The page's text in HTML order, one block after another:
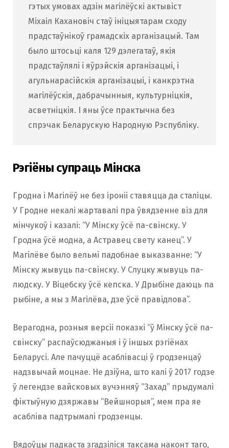
гэтых умовах адзін магілёўскі актывіст
Міхаіл Кахановіч стаў ініцыятарам сходу
прадстаўнікоў грамадскіх арганізацый. Там
было штосьці каля 129 дэлегатаў, якія
прадстаўлялі і яўрэйскія арганізацыі, і
агульнарасійскія арганізацыі, і канкрэтна
магілёўскія, дабрачынныя, культурніцкія,
асветніцкія. І яны ўсе практычна без
спрэчак Беларускую Народную Рэспубліку.
Рэгіёны супраць Мінска
Гродна і Магілёў не без іроніі ставяцца да сталіцы.
У Гродне некалі жартавалі пра ўвядзенне віз для
мінчукоў і казалі: “У Мінску ўсё па-свінску. У
Гродна ўсё модна, а Астравец свету канец”. У
Магілёве было вельмі падобнае выказванне: “У
Мінску жывуць па-свінску. У Слуцку жывуць па-
людску. У Віцебску ўсё кепска. У Дрыбіне даюць па
рыбіне, а мы з Магілёва, дзе ўсё правідлова”.
Верагодна, розныя версіі показкі “ў Мінску ўсё па-
свінску” распаўсюджаныя і ў іншых рэгіёнах
Беларусі. Але пачуццё асаблівасці ў гродзенцаў
надзвычай моцнае. Не дзіўна, што калі ў 2017 годзе
ў легендзе вайсковых вучэнняў “Захад” прыдумалі
фіктыўную дзяржавы “Вейшнорыя”, мем пра яе
асабліва падтрымалі гродзенцы.
Вядоўцы падкаста згадзіліся таксама наконт таго,